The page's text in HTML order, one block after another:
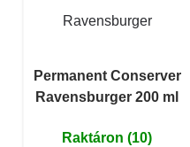
Ravensburger
Permanent Conserver
Ravensburger 200 ml
Raktáron (10)